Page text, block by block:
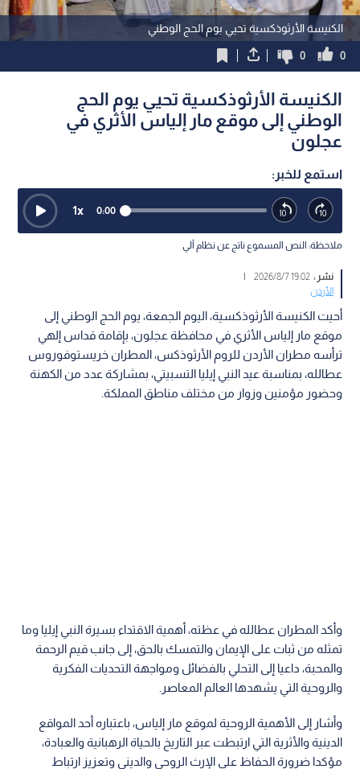
الكنيسة الأرثوذكسية تحيي يوم الحج الوطني
0
0
الكنيسة الأرثوذكسية تحيي يوم الحج
الوطني إلى موقع مار إلياس الأثري في
عجلون
استمع للخبر:
0:00
1x
ملاحظة: النص المسموع ناتج عن نظام آلي
نشر :19:02 2026/8/7
|
الأردن
أحيت الكنيسة الأرثوذكسية، اليوم الجمعة، يوم الحج الوطني إلى
موقع مار إلياس الأثري في محافظة عجلون، بإقامة قداس إلهي
ترأسه مطران الأردن للروم الأرثوذكس، المطران خريستوفوروس
عطالله، بمناسبة عيد النبي إيليا التسبيتي، بمشاركة عدد من الكهنة
وحضور مؤمنين وزوار من مختلف مناطق المملكة.
وأكد المطران عطالله في عظته، أهمية الاقتداء بسيرة النبي إيليا وما
تمثله من ثبات على الإيمان والتمسك بالحق، إلى جانب قيم الرحمة
والمحبة، داعيا إلى التحلي بالفضائل ومواجهة التحديات الفكرية
والروحية التي يشهدها العالم المعاصر.
وأشار إلى الأهمية الروحية لموقع مار إلياس، باعتباره أحد المواقع
الدينية والأثرية التي ارتبطت عبر التاريخ بالحياة الرهبانية والعبادة،
مؤكدا ضرورة الحفاظ على الإرث الروحي والديني وتعزيز ارتباط